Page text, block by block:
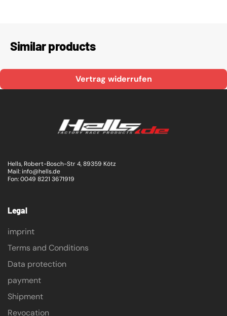
Similar products
Vertrag widerrufen
Hells, Robert-Bosch-Str 4, 89359 Kötz
Mail: info@hells.de
Fon: 0049 8221 3671919
Legal
imprint
Terms and Conditions
Data protection
payment
Shipment
Revocation